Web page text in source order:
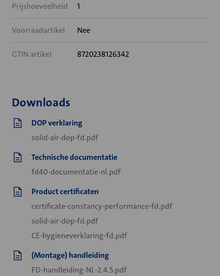
Prijshoeveelheid 1
Voorraadartikel Nee
GTIN artikel 8720238126342
Downloads
DOP verklaring
solid-air-dop-fd.pdf
Technische documentatie
fd40-documentatie-nl.pdf
Product certificaten
certificate-constancy-performance-fd.pdf
solid-air-dop-fd.pdf
CE-hygieneverklaring-fd.pdf
(Montage) handleiding
FD-handleiding-NL-2.4.5.pdf